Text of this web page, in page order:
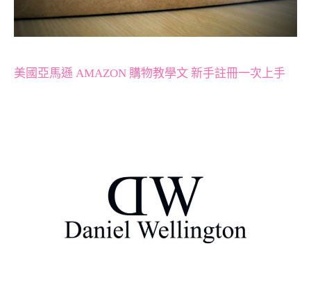
美國亞馬遜 AMAZON 購物教學文 新手註冊一次上手